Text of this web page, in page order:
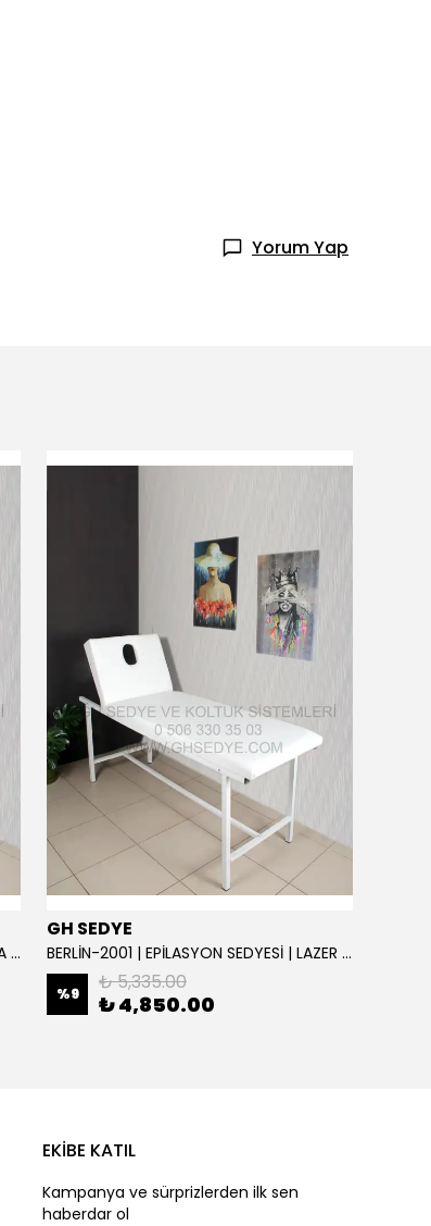
Yorum Yap
BERLİN-2001 | EPİLASYON SEDYESİ | AĞDA VE SİR SEDYE | SIRT AYARLI
GH SEDYE
BERLİN-2001 | EPİLASYON SEDYESİ | LAZER SEDYE | SIRT AYARLI
%9 ₺ 5,335.00
₺ 4,850.00
EKİBE KATIL
Kampanya ve sürprizlerden ilk sen
haberdar ol